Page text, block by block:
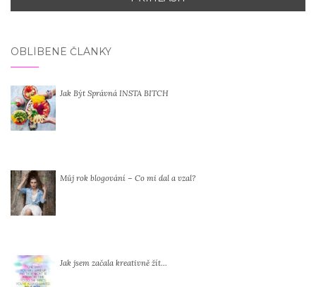
OBLÍBENÉ ČLÁNKY
Jak Být Správná INSTA BITCH
Můj rok blogování – Co mi dal a vzal?
Jak jsem začala kreativně žít…